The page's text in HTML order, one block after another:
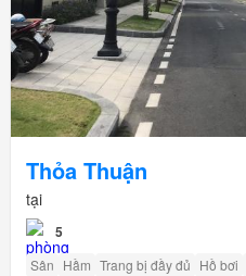
Thỏa Thuận
tại
5
Sân Hầm Trang bị đầy đủ Hồ bơi